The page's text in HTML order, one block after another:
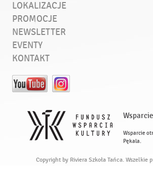
LOKALIZACJE
PROMOCJE
NEWSLETTER
EVENTY
KONTAKT
Wsparcie
Pękala.
Copyright by Riviera Szkoła Tańca. Wszelkie